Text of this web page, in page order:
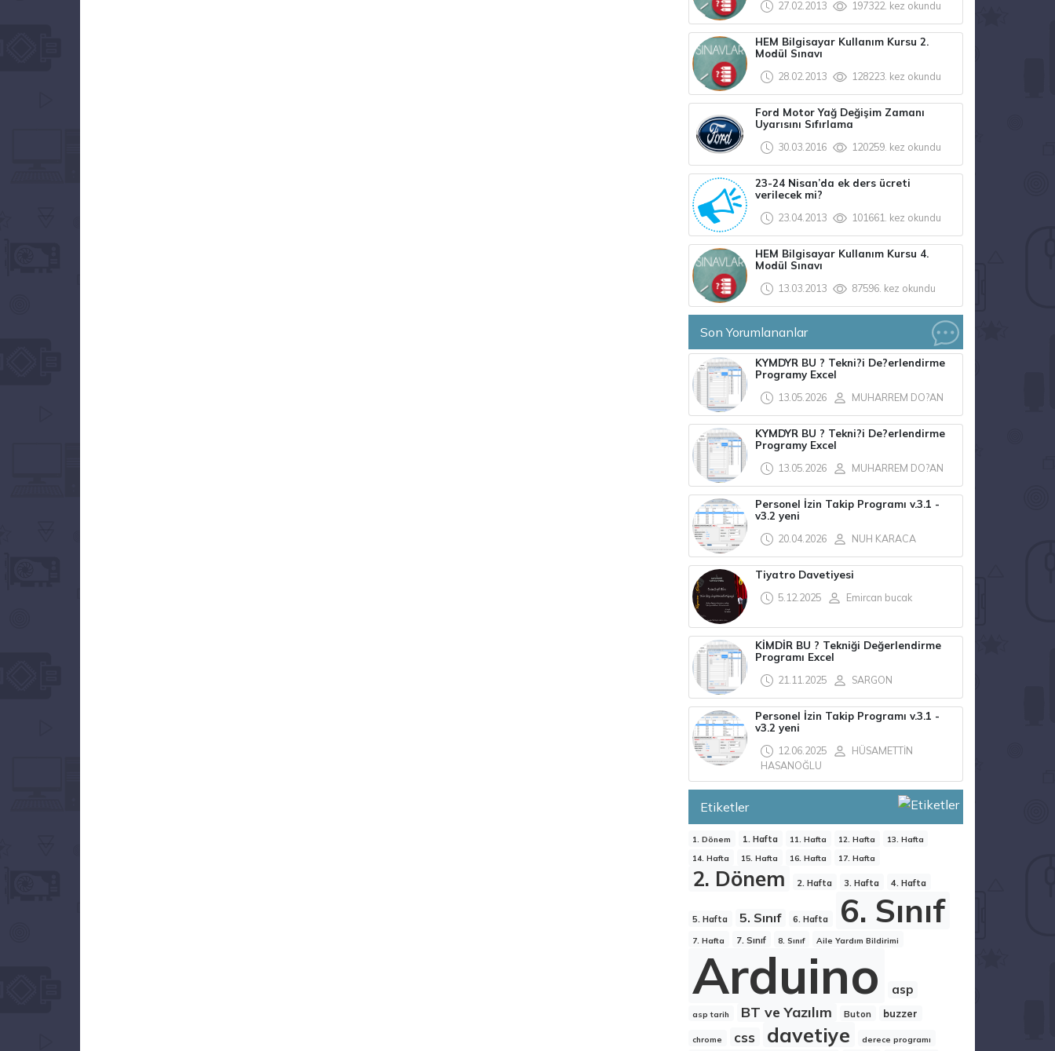
27.02.2013
197322. kez okundu
HEM Bilgisayar Kullanım Kursu 2.
Modül Sınavı
28.02.2013
128223. kez okundu
Ford Motor Yağ Değişim Zamanı
Uyarısını Sıfırlama
30.03.2016
120259. kez okundu
23-24 Nisan’da ek ders ücreti
verilecek mi?
23.04.2013
101661. kez okundu
HEM Bilgisayar Kullanım Kursu 4.
Modül Sınavı
13.03.2013
87596. kez okundu
Son Yorumlananlar
KYMDYR BU ? Tekni?i De?erlendirme
Programy Excel
13.05.2026
MUHARREM DO?AN
KYMDYR BU ? Tekni?i De?erlendirme
Programy Excel
13.05.2026
MUHARREM DO?AN
Personel İzin Takip Programı v.3.1 -
v3.2 yeni
20.04.2026
NUH KARACA
Tiyatro Davetiyesi
5.12.2025
Emircan bucak
KİMDİR BU ? Tekniği Değerlendirme
Programı Excel
21.11.2025
SARGON
Personel İzin Takip Programı v.3.1 -
v3.2 yeni
12.06.2025
HÜSAMETTİN
HASANOĞLU
Etiketler
1. Dönem 1. Hafta 11. Hafta 12. Hafta
13. Hafta
14. Hafta
15. Hafta 16. Hafta 17. Hafta
2. Dönem 2. Hafta 3. Hafta 4. Hafta
5. Hafta 5. Sınıf 6. Hafta 6. Sınıf
7. Hafta 7. Sınıf 8. Sınıf Aile Yardım Bildirimi
Arduino asp
asp tarih BT ve Yazılım Buton buzzer
chrome css davetiye derece programı